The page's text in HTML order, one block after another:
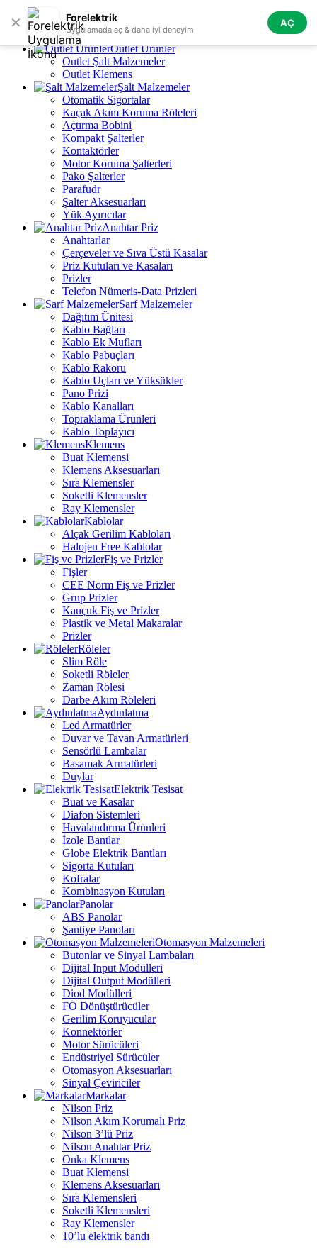
✕ Forelektrik
Uygulamada aç & daha iyi deneyim
AÇ
Skip to navigation Skip to main content
Tüm Kategoriler
Outlet Ürünler
Outlet Şalt Malzemeler
Outlet Klemens
Şalt Malzemeler
Otomatik Sigortalar
Kaçak Akım Koruma Röleleri
Açtırma Bobini
Kompakt Şalterler
Kontaktörler
Motor Koruma Şalterleri
Pako Şalterler
Parafudr
Şalter Aksesuarları
Yük Ayırıcılar
Anahtar Priz
Anahtarlar
Çerçeveler ve Sıva Üstü Kasalar
Priz Kutuları ve Kasaları
Prizler
Telefon Nümeris-Data Prizleri
Sarf Malzemeler
Dağıtım Ünitesi
Kablo Bağları
Kablo Ek Mufları
Kablo Pabuçları
Kablo Rakoru
Kablo Uçları ve Yüksükler
Pano Prizi
Kablo Kanalları
Topraklama Ürünleri
Kablo Toplayıcı
Klemens
Buat Klemensi
Klemens Aksesuarları
Sıra Klemensler
Soketli Klemensler
Ray Klemensler
Kablolar
Alçak Gerilim Kabloları
Halojen Free Kablolar
Fiş ve Prizler
Fişler
CEE Norm Fiş ve Prizler
Grup Prizler
Kauçuk Fiş ve Prizler
Plastik ve Metal Makaralar
Prizler
Röleler
Slim Röle
Soketli Röleler
Zaman Rölesi
Darbe Akım Röleleri
Aydınlatma
Led Armatürler
Duvar ve Tavan Armatürleri
Sensörlü Lambalar
Basamak Armatürleri
Duylar
Elektrik Tesisat
Buat ve Kasalar
Diafon Sistemleri
Havalandırma Ürünleri
İzole Bantlar
Globe Elektrik Bantları
Sigorta Kutuları
Kofralar
Kombinasyon Kutuları
Panolar
ABS Panolar
Şantiye Panoları
Otomasyon Malzemeleri
Butonlar ve Sinyal Lambaları
Dijital Input Modülleri
Dijital Output Modülleri
Diod Modülleri
FO Dönüştürücüler
Gerilim Koruyucular
Konnektörler
Motor Sürücüleri
Endüstriyel Sürücüler
Otomasyon Aksesuarları
Sinyal Çeviriciler
Markalar
Nilson Priz
Nilson Akım Korumalı Priz
Nilson 3’lü Priz
Nilson Anahtar Priz
Onka Klemens
Buat Klemensi
Klemens Aksesuarları
Sıra Klemensleri
Soketli Klemensleri
Ray Klemensler
10’lu elektrik bandı